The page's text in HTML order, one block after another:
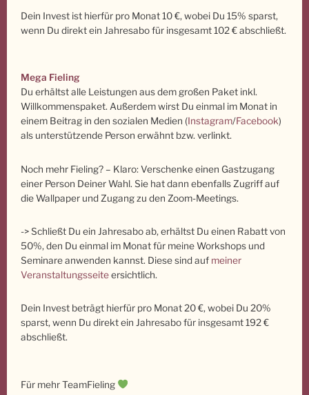
Dein Invest ist hierfür pro Monat 10 €, wobei Du 15% sparst,
wenn Du direkt ein Jahresabo für insgesamt 102 € abschließt.
Mega Fieling
Du erhältst alle Leistungen aus dem großen Paket inkl.
Willkommenspaket. Außerdem wirst Du einmal im Monat in
einem Beitrag in den sozialen Medien (Instagram/Facebook)
als unterstützende Person erwähnt bzw. verlinkt.
Noch mehr Fieling? – Klaro: Verschenke einen Gastzugang
einer Person Deiner Wahl. Sie hat dann ebenfalls Zugriff auf
die Wallpaper und Zugang zu den Zoom-Meetings.
-> Schließt Du ein Jahresabo ab, erhältst Du einen Rabatt von
50%, den Du einmal im Monat für meine Workshops und
Seminare anwenden kannst. Diese sind auf meiner
Veranstaltungsseiteersichtlich.
Dein Invest beträgt hierfür pro Monat 20 €, wobei Du 20%
sparst, wenn Du direkt ein Jahresabo für insgesamt 192 €
abschließt.
Für mehr TeamFieling